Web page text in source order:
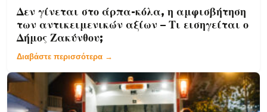
Δεν γίνεται στο άρπα-κόλα, η αμφισβήτηση
των αντικειμενικών αξίων – Τι εισηγείται ο
Δήμος Ζακύνθου;
Διαβάστε περισσότερα →